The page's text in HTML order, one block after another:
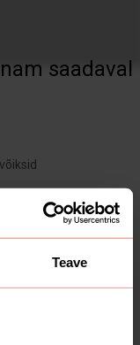
Teave
saadaval